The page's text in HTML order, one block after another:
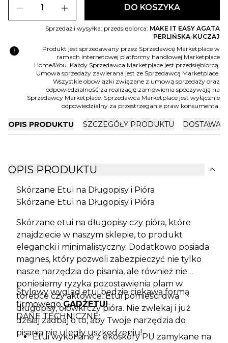
remove add DO KOSZYKA
Sprzedaż i wysyłka: przedsiębiorca: MAKE IT EASY AGATA
PERLIŃSKA-KUCZAJ
error
Produkt jest sprzedawany przez Sprzedawcę Marketplace w
ramach internetowej platformy handlowej Marketplace
Home&You. Każdy Sprzedawca Marketplace jest przedsiębiorcą.
Umowa sprzedaży zawierana jest ze Sprzedawcą Marketplace.
Wszystkie obowiązki związane z umową sprzedaży oraz
odpowiedzialność za realizację zamówienia spoczywają na
Sprzedawcy Marketplace. Sprzedawca Marketplace jest wyłącznie
odpowiedzialny za przestrzeganie praw konsumenta.
OPIS PRODUKTU SZCZEGÓŁY PRODUKTU DOSTAWA
OPIS PRODUKTU expand_more
Skórzane Etui na Długopisy i Pióra
Skórzane Etui na Długopisy i Pióra
Skórzane etui na długopisy czy pióra, które
znajdziecie w naszym sklepie, to produkt
elegancki i minimalistyczny. Dodatkowo posiada
magnes, który pozwoli zabezpieczyć nie tylko
nasze narzędzia do pisania, ale również nie
poniesiemy ryzyka pozostawienia plam w
torebce czy aktówce. Etui pomieści dwa
długopisy, ołówki czy pióra. Nie zwlekaj i już
dzisiaj zadbaj o to, aby Twoje narzędzia do
pisania nie uległy uszkodzeniu!
Stylowy wygląd etui będzie ciekawą formą
firmowego GADŻETU!
DANE TECHNICZNE:
Etui wykonane z ekoskóry PU zamykane na